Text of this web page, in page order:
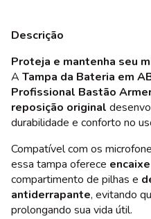
Descrição
Proteja e mantenha seu
A Tampa da Bateria em
Profissional Bastão
reposição original
durabilidade e conforto no
Compatível com os
essa tampa oferece
compartimento de pilhas e
antiderrapante, evitando
prolongando sua vida útil.